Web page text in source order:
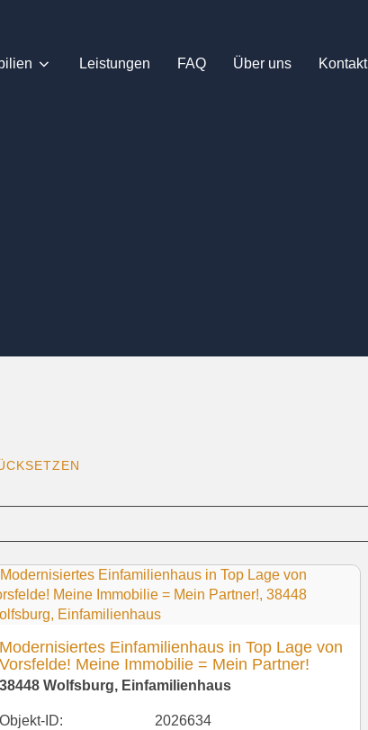
Leistungen FAQ Über uns Kontakt
Modernisiertes Einfamilienhaus in Top Lage von
Vorsfelde! Meine Immobilie = Mein Partner!
38448 Wolfsburg, Einfamilienhaus
Objekt-ID:
2026634